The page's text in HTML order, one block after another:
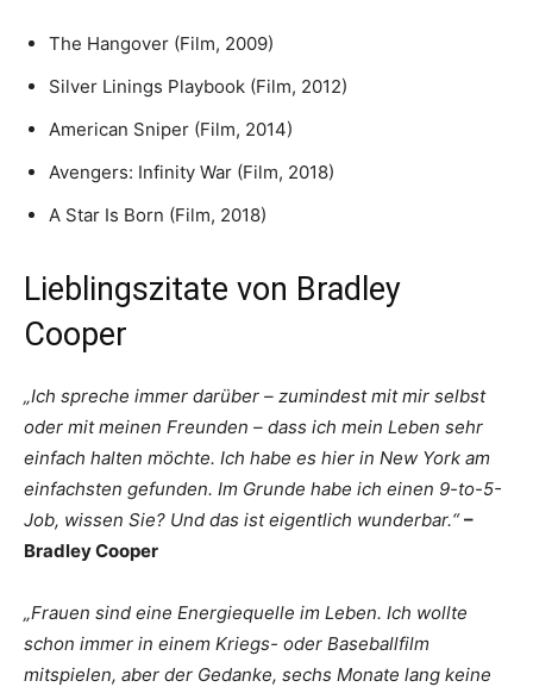
The Hangover (Film, 2009)
Silver Linings Playbook (Film, 2012)
American Sniper (Film, 2014)
Avengers: Infinity War (Film, 2018)
A Star Is Born (Film, 2018)
Lieblingszitate von Bradley
Cooper
„Ich spreche immer darüber – zumindest mit mir selbst
oder mit meinen Freunden – dass ich mein Leben sehr
einfach halten möchte. Ich habe es hier in New York am
einfachsten gefunden. Im Grunde habe ich einen 9-to-5-
Job, wissen Sie? Und das ist eigentlich wunderbar.“ –
Bradley Cooper
„Frauen sind eine Energiequelle im Leben. Ich wollte
schon immer in einem Kriegs- oder Baseballfilm
mitspielen, aber der Gedanke, sechs Monate lang keine